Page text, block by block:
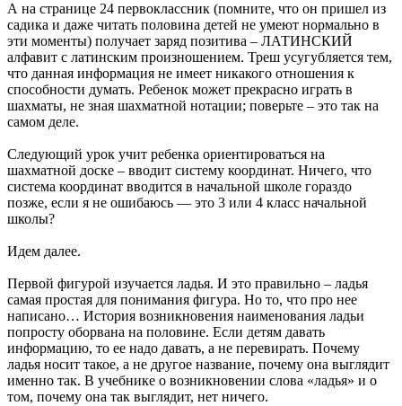
А на странице 24 первоклассник (помните, что он пришел из
садика и даже читать половина детей не умеют нормально в
эти моменты) получает заряд позитива – ЛАТИНСКИЙ
алфавит с латинским произношением. Треш усугубляется тем,
что данная информация не имеет никакого отношения к
способности думать. Ребенок может прекрасно играть в
шахматы, не зная шахматной нотации; поверьте – это так на
самом деле.
Следующий урок учит ребенка ориентироваться на
шахматной доске – вводит систему координат. Ничего, что
система координат вводится в начальной школе гораздо
позже, если я не ошибаюсь — это 3 или 4 класс начальной
школы?
Идем далее.
Первой фигурой изучается ладья. И это правильно – ладья
самая простая для понимания фигура. Но то, что про нее
написано… История возникновения наименования ладьи
попросту оборвана на половине. Если детям давать
информацию, то ее надо давать, а не перевирать. Почему
ладья носит такое, а не другое название, почему она выглядит
именно так. В учебнике о возникновении слова «ладья» и о
том, почему она так выглядит, нет ничего.